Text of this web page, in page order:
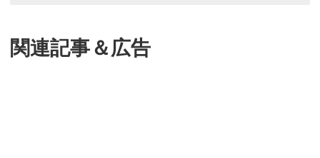
関連記事＆広告